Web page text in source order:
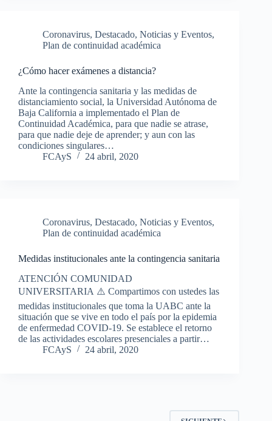
Coronavirus, Destacado, Noticias y Eventos,
Plan de continuidad académica
¿Cómo hacer exámenes a distancia?
Ante la contingencia sanitaria y las medidas de
distanciamiento social, la Universidad Autónoma de
Baja California a implementado el Plan de
Continuidad Académica, para que nadie se atrase,
para que nadie deje de aprender; y aun con las
condiciones singulares…
FCAyS
24 abril, 2020
Coronavirus, Destacado, Noticias y Eventos,
Plan de continuidad académica
Medidas institucionales ante la contingencia sanitaria
ATENCIÓN COMUNIDAD
UNIVERSITARIA ⚠️ Compartimos con ustedes las
medidas institucionales que toma la UABC ante la
situación que se vive en todo el país por la epidemia
de enfermedad COVID-19. Se establece el retorno
de las actividades escolares presenciales a partir…
FCAyS
24 abril, 2020